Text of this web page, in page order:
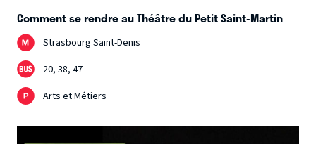
Comment se rendre au Théâtre du Petit Saint-Martin
Strasbourg Saint-Denis
20, 38, 47
Arts et Métiers